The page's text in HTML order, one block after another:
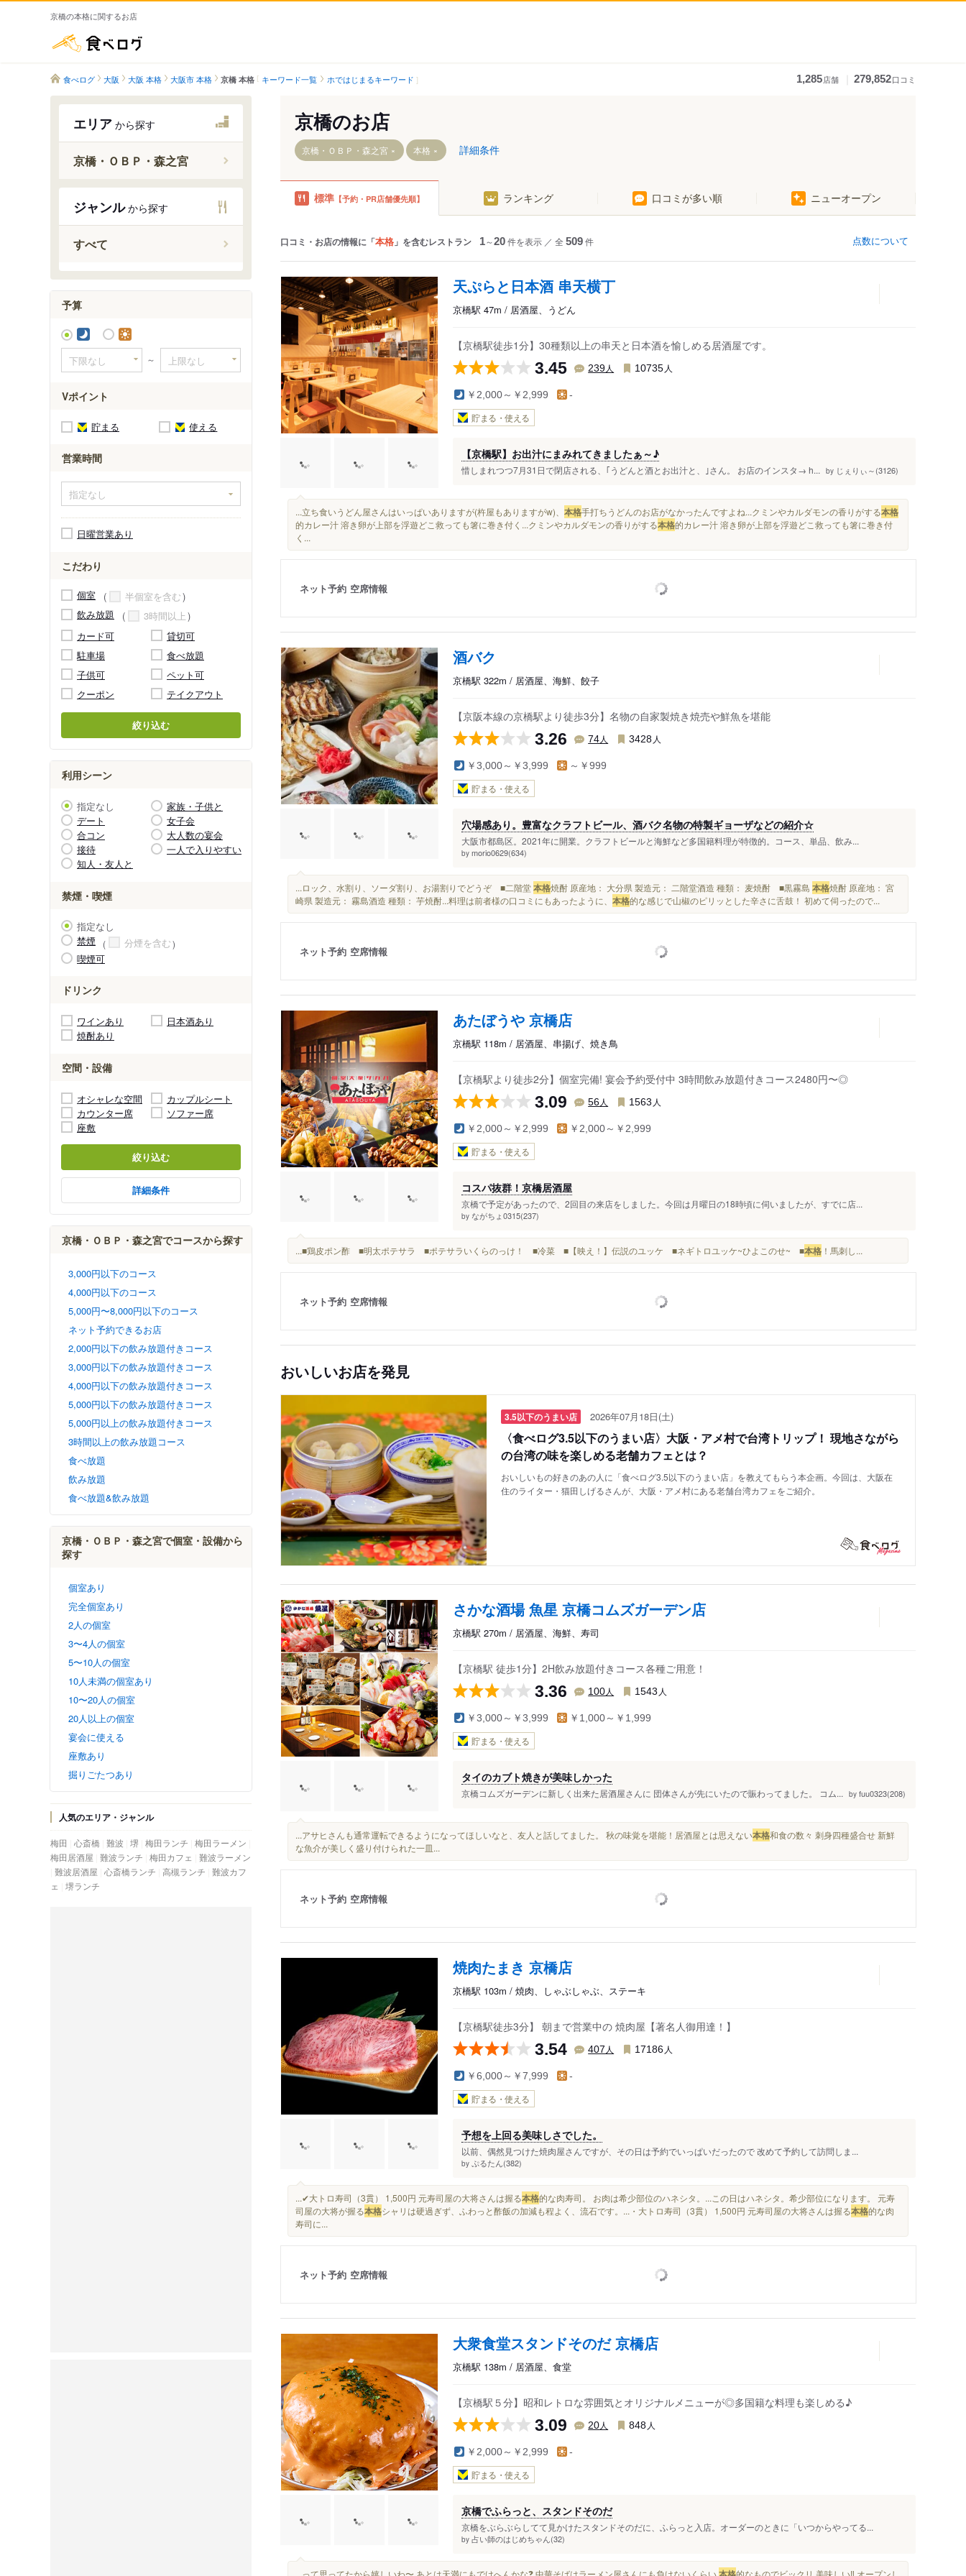
京橋の本格に関するお店
食べログ 大阪 大阪 本格 大阪市 本格 京橋 本格 キーワード一覧 ホではじまるキーワード 1,285店舗 279,852口コミ
エリア から探す
京橋・ＯＢＰ・森之宮
大阪城北詰駅
大阪城公園駅
森ノ宮駅
大阪ビジネスパーク駅
ジャンルから探す
すべて
予算
～
Vポイント
貯まる 使える
営業時間
日曜営業あり
こだわり
個室
半個室を含む
飲み放題
3時間以上
カード可
貸切可
駐車場
食べ放題
子供可
ペット可
クーポン
テイクアウト
絞り込む
利用シーン
指定なし
家族・子供と
デート
女子会
合コン
大人数の宴会
接待
一人で入りやすい
知人・友人と
禁煙・喫煙
指定なし
禁煙
分煙を含む
喫煙可
ドリンク
ワインあり
日本酒あり
焼酎あり
空間・設備
オシャレな空間
カップルシート
カウンター席
ソファー席
座敷
絞り込む
詳細条件
京橋・ＯＢＰ・森之宮でコースから探す
3,000円以下のコース
4,000円以下のコース
5,000円〜8,000円以下のコース
ネット予約できるお店
2,000円以下の飲み放題付きコース
3,000円以下の飲み放題付きコース
4,000円以下の飲み放題付きコース
5,000円以下の飲み放題付きコース
5,000円以上の飲み放題付きコース
3時間以上の飲み放題コース
食べ放題
飲み放題
食べ放題&飲み放題
京橋・ＯＢＰ・森之宮で個室・設備から
探す
個室あり
完全個室あり
2人の個室
3〜4人の個室
5〜10人の個室
10人未満の個室あり
10〜20人の個室
20人以上の個室
宴会に使える
座敷あり
掘りごたつあり
人気のエリア・ジャンル
梅田 心斎橋 難波 堺 梅田ランチ 梅田ラーメン
梅田居酒屋 難波ランチ 梅田カフェ
難波ラーメン
難波居酒屋 心斎橋ランチ 高槻ランチ 難波カフ
ェ
堺ランチ
京橋のお店
京橋・ＯＢＰ・森之宮 本格 詳細条件
標準 【予約・PR店舗優先順】 ランキング 口コミが多い順 ニューオープン
口コミ・お店の情報に「本格 」を含むレストラン 1～20件を表示 ／ 全 509件 点数について
天ぷらと日本酒 串天横丁
京橋駅 47m / 居酒屋、うどん
【京橋駅徒歩1分】30種類以上の串天と日本酒を愉しめる居酒屋です。
3.45 239人 10735 人
￥2,000～￥2,999 -
貯まる・使える
【京橋駅】お出汁にまみれてきましたぁ～♪
惜しまれつつ7月31日で閉店される、｢うどんと酒とお出汁と、｣さん。 お店のインスタ→ h... by じぇりぃ～(3126)
...立ち食いうどん屋さんはいっぱいありますが(杵屋もありますがw)、 本格手打ちうどんのお店がなかったんですよね...クミンやカルダモンの香りがする本格
的カレー汁 溶き卵が上部を浮遊どこ救っても箸に巻き付く...クミンやカルダモンの香りがする本格的カレー汁 溶き卵が上部を浮遊どこ救っても箸に巻き付
く...
ネット予約 空席情報
酒バク
京橋駅 322m / 居酒屋、海鮮、餃子
【京阪本線の京橋駅より徒歩3分】名物の自家製焼き焼売や鮮魚を堪能
3.26 74人 3428 人
￥3,000～￥3,999 ～￥999
貯まる・使える
穴場感あり。豊富なクラフトビール、酒バク名物の特製ギョーザなどの紹介☆
大阪市都島区。2021年に開業。クラフトビールと海鮮など多国籍料理が特徴的。コース、単品、飲み...
by morio0629(634)
...ロック、水割り、ソーダ割り、お湯割りでどうぞ ■二階堂本格焼酎 原産地： 大分県 製造元： 二階堂酒造 種類： 麦焼酎 ■黒霧島 本格焼酎 原産地： 宮
崎県 製造元： 霧島酒造 種類： 芋焼酎...料理は前者様の口コミにもあったように、 本格的な感じで山椒のピリッとした辛さに舌鼓！ 初めて伺ったので...
ネット予約 空席情報
あたぼうや 京橋店
京橋駅 118m / 居酒屋、串揚げ、焼き鳥
【京橋駅より徒歩2分】個室完備! 宴会予約受付中 3時間飲み放題付きコース2480円〜◎
3.09 56人 1563 人
￥2,000～￥2,999 ￥2,000～￥2,999
貯まる・使える
コスパ抜群！京橋居酒屋
京橋で予定があったので、2回目の来店をしました。今回は月曜日の18時頃に伺いましたが、すでに店...
by ながちょ0315(237)
...■鶏皮ポン酢 ■明太ポテサラ ■ポテサラいくらのっけ！ ■冷菜 ■【映え！】伝説のユッケ ■ネギトロユッケ~ひよこのせ~ ■本格 ！馬刺し...
ネット予約 空席情報
おいしいお店を発見
3.5以下のうまい店 2026年07月18日(土)
〈食べログ3.5以下のうまい店〉大阪・アメ村で台湾トリップ！ 現地さながら
の台湾の味を楽しめる老舗カフェとは？
おいしいもの好きのあの人に「食べログ3.5以下のうまい店」を教えてもらう本企画。今回は、大阪在
住のライター・猫田しげるさんが、大阪・アメ村にある老舗台湾カフェをご紹介。
さかな酒場 魚星 京橋コムズガーデン店
京橋駅 270m / 居酒屋、海鮮、寿司
【京橋駅 徒歩1分】2H飲み放題付きコース各種ご用意！
3.36 100人 1543 人
￥3,000～￥3,999 ￥1,000～￥1,999
貯まる・使える
タイのカブト焼きが美味しかった
京橋コムズガーデンに新しく出来た居酒屋さんに 団体さんが先にいたので賑わってました。 コム... by fuu0323(208)
...アサヒさんも通常運転できるようになってほしいなと、友人と話してました。 秋の味覚を堪能！居酒屋とは思えない本格和食の数々 刺身四種盛合せ 新鮮
な魚介が美しく盛り付けられた一皿...
ネット予約 空席情報
焼肉たまき 京橋店
京橋駅 103m / 焼肉、しゃぶしゃぶ、ステーキ
【京橋駅徒歩3分】 朝まで営業中の 焼肉屋【著名人御用達！】
3.54 407 人 17186 人
￥6,000～￥7,999 -
貯まる・使える
予想を上回る美味しさでした。
以前、偶然見つけた焼肉屋さんですが、その日は予約でいっぱいだったので 改めて予約して訪問しま...
by ぷるたん(382)
...✔大トロ寿司（3貫） 1,500円 元寿司屋の大将さんは握る本格的な肉寿司。 お肉は希少部位のハネシタ。...この日はハネシタ。希少部位になります。 元寿
司屋の大将が握る本格シャリは硬過ぎず、ふわっと酢飯の加減も程よく、流石です。...・大トロ寿司（3貫） 1,500円 元寿司屋の大将さんは握る本格的な肉
寿司に...
ネット予約 空席情報
大衆食堂スタンドそのだ 京橋店
京橋駅 138m / 居酒屋、食堂
【京橋駅５分】昭和レトロな雰囲気とオリジナルメニューが◎多国籍な料理も楽しめる♪
3.09 20人 848 人
￥2,000～￥2,999 -
貯まる・使える
京橋でふらっと、スタンドそのだ
京橋をぶらぶらしてて見かけたスタンドそのだに、ふらっと入店。オーダーのときに「いつからやってる...
by 占い師のはじめちゃん(32)